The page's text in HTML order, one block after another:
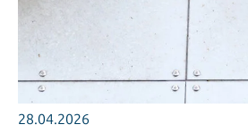
28.04.2026